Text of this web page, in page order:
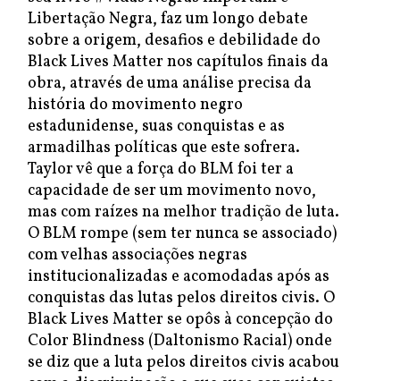
Libertação Negra, faz um longo debate
sobre a origem, desafios e debilidade do
Black Lives Matter nos capítulos finais da
obra, através de uma análise precisa da
história do movimento negro
estadunidense, suas conquistas e as
armadilhas políticas que este sofrera.
Taylor vê que a força do BLM foi ter a
capacidade de ser um movimento novo,
mas com raízes na melhor tradição de luta.
O BLM rompe (sem ter nunca se associado)
com velhas associações negras
institucionalizadas e acomodadas após as
conquistas das lutas pelos direitos civis. O
Black Lives Matter se opôs à concepção do
Color Blindness (Daltonismo Racial) onde
se diz que a luta pelos direitos civis acabou